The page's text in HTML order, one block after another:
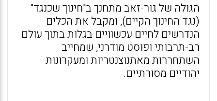
הגולה של גור-זאב מתחנך ב"חינוך שכנגד"
(נגד החינוך הקיים), ומקבל את הכלים
הנדרשים לחיים עכשוויים בגלות בתוך עולם
רב-תרבותי ופוסט מודרני, שמחייב
השתחררות מאתנוצנטריות ומעקרונות
יהודיים מסורתיים.